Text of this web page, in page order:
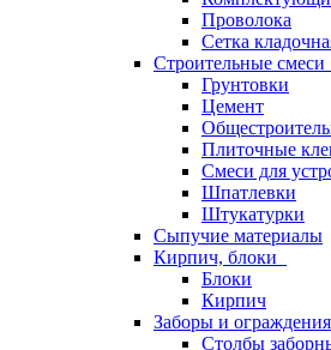
Проволока
Сетка
Строительные смеси
Грунтовки
Цемент
Плиточные
Смеси для
Шпатлевки
Штукатурки
Сыпучие материалы
Кирпич, блоки
Блоки
Кирпич
Заборы и ограждения
Столбы